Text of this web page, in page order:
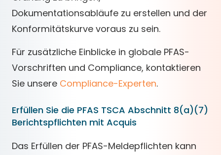
Dokumentationsabläufe zu erstellen und der
Konformitätskurve voraus zu sein.
Für zusätzliche Einblicke in globale PFAS-
Vorschriften und Compliance, kontaktieren
Sie unsere Compliance-Experten.
Erfüllen Sie die PFAS TSCA Abschnitt 8(a)(7)
Berichtspflichten mit Acquis
Das Erfüllen der PFAS-Meldepflichten kann